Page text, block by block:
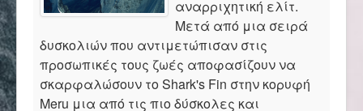
αναρριχητική ελίτ.
Μετά από μια σειρά
δυσκολιών που αντιμετώπισαν στις
προσωπικές τους ζωές αποφασίζουν να
σκαρφαλώσουν το Shark's Fin στην κορυφή
Meru μια από τις πιο δύσκολες και